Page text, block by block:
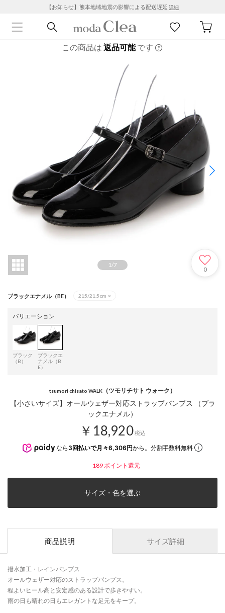
【お知らせ】熊本地域地震の影響による配送遅延 詳細
この商品は 返品可能です
1/7
0
ブラックエナメル（BE） 215/21.5cm ×
バリエーション
ブラック
（B）
ブラックエ
ナメル（B
E）
tsumori chisato WALK （ツモリチサト ウォーク）
【小さいサイズ】オールウェザー対応ストラップパンプス （ブラ
ックエナメル）
￥18,920税込
なら 3回払いで月々6,306円から。分割手数料無料
189 ポイント還元
サイズ・色を選ぶ
商品説明 サイズ詳細
撥水加工・レインパンプス
オールウェザー対応のストラップパンプス。
程よいヒール高と安定感のある設計で歩きやすい。
雨の日も晴れの日もエレガントな足元をキープ。